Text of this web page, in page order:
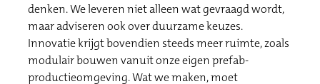
denken. We leveren niet alleen wat gevraagd wordt,
maar adviseren ook over duurzame keuzes.
Innovatie krijgt bovendien steeds meer ruimte, zoals
modulair bouwen vanuit onze eigen prefab-
productieomgeving. Wat we maken, moet